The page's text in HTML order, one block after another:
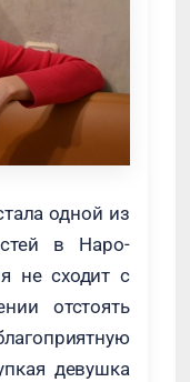
одной из
в Наро-
не сходит с
отстоять
девушка